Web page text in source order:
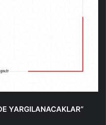
YARGILANACAKLAR”